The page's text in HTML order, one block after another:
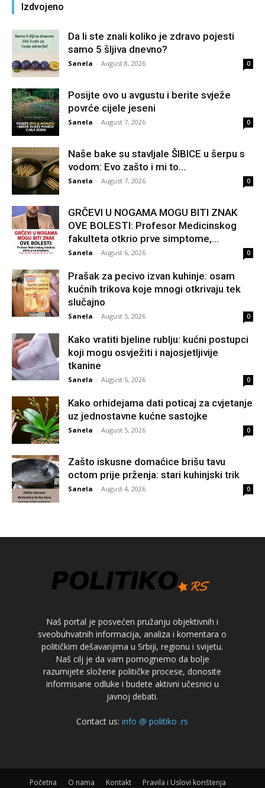
Izdvojeno
Da li ste znali koliko je zdravo pojesti
samo 5 šljiva dnevno?
Sanela - August 8, 2026 0
Posijte ovo u avgustu i berite svježe
povrće cijele jeseni
Sanela - August 7, 2026 0
Naše bake su stavljale ŠIBICE u šerpu s
vodom: Evo zašto i mi to...
Sanela - August 7, 2026 0
GRČEVI U NOGAMA MOGU BITI ZNAK
OVE BOLESTI: Profesor Medicinskog
fakulteta otkrio prve simptome,...
Sanela - August 6, 2026 0
Prašak za pecivo izvan kuhinje: osam
kućnih trikova koje mnogi otkrivaju tek
slučajno
Sanela - August 5, 2026 0
Kako vratiti bjeline rublju: kućni postupci
koji mogu osvježiti i najosjetljivije
tkanine
Sanela - August 5, 2026 0
Kako orhidejama dati poticaj za cvjetanje
uz jednostavne kućne sastojke
Sanela - August 5, 2026 0
Zašto iskusne domaćice brišu tavu
octom prije prženja: stari kuhinjski trik
Sanela - August 4, 2026 0
Naš portal je posvećen pružanju objektivnih i
sveobuhvatnih informacija, analiza i komentara o
političkim dešavanjima u Srbiji, regionu i svijetu.
Naš cilj je da vam pomognemo da bolje
razumijete složene političke procese, donosite
informisane odluke i budete aktivni učesnici u
javnoj debati.
Contact us:info @ politiko .rs
Početna O nama Kontakt Pravila i Uslovi korištenja